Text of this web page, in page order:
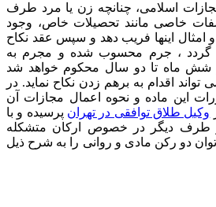
647 قانون مجازات اسلامی، چنانچه زن یا مرد طرف
خاصی مانند تحصیلات خاص، وجود
اینها فریب دهد و سپس عقد نکاح
گردد ، جرم محسوب شده و مجرم به
شش ماه تا دو سال محکوم خواهد شد
اقدام به برهم زدن نکاح نماید. در
این ماده و نحوه اعمال مجازات آن
وکیل طلاق توافقی در تهران پرسیده و با
طرف دیگر در خصوص ارکان متشکله
دو رکن مادی و روانی را به شرح ذیل